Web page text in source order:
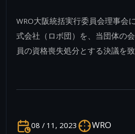
WRO大阪統括実行委員会理事会
式会社（ロボ団）を、当団体の
員の資格喪失処分とする決議を致
08 / 11, 2023 WRO